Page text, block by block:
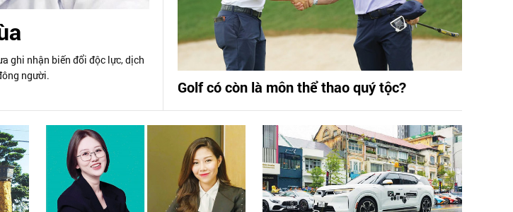
ghi nhận biến đổi độc lực, dịch
người.
Golf có còn là môn thể thao quý tộc?